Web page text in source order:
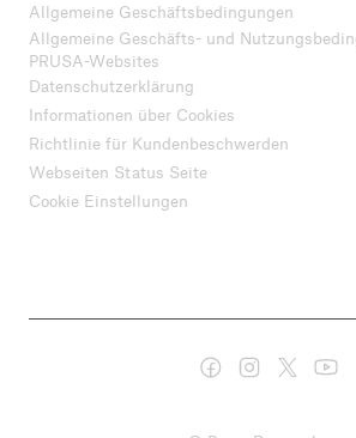
Allgemeine Geschäftsbedingungen
Allgemeine Geschäfts- und
PRUSA-Websites
Datenschutzerklärung
Informationen über Cookies
Richtlinie für Kundenbeschwerden
Webseiten Status Seite
Cookie Einstellungen